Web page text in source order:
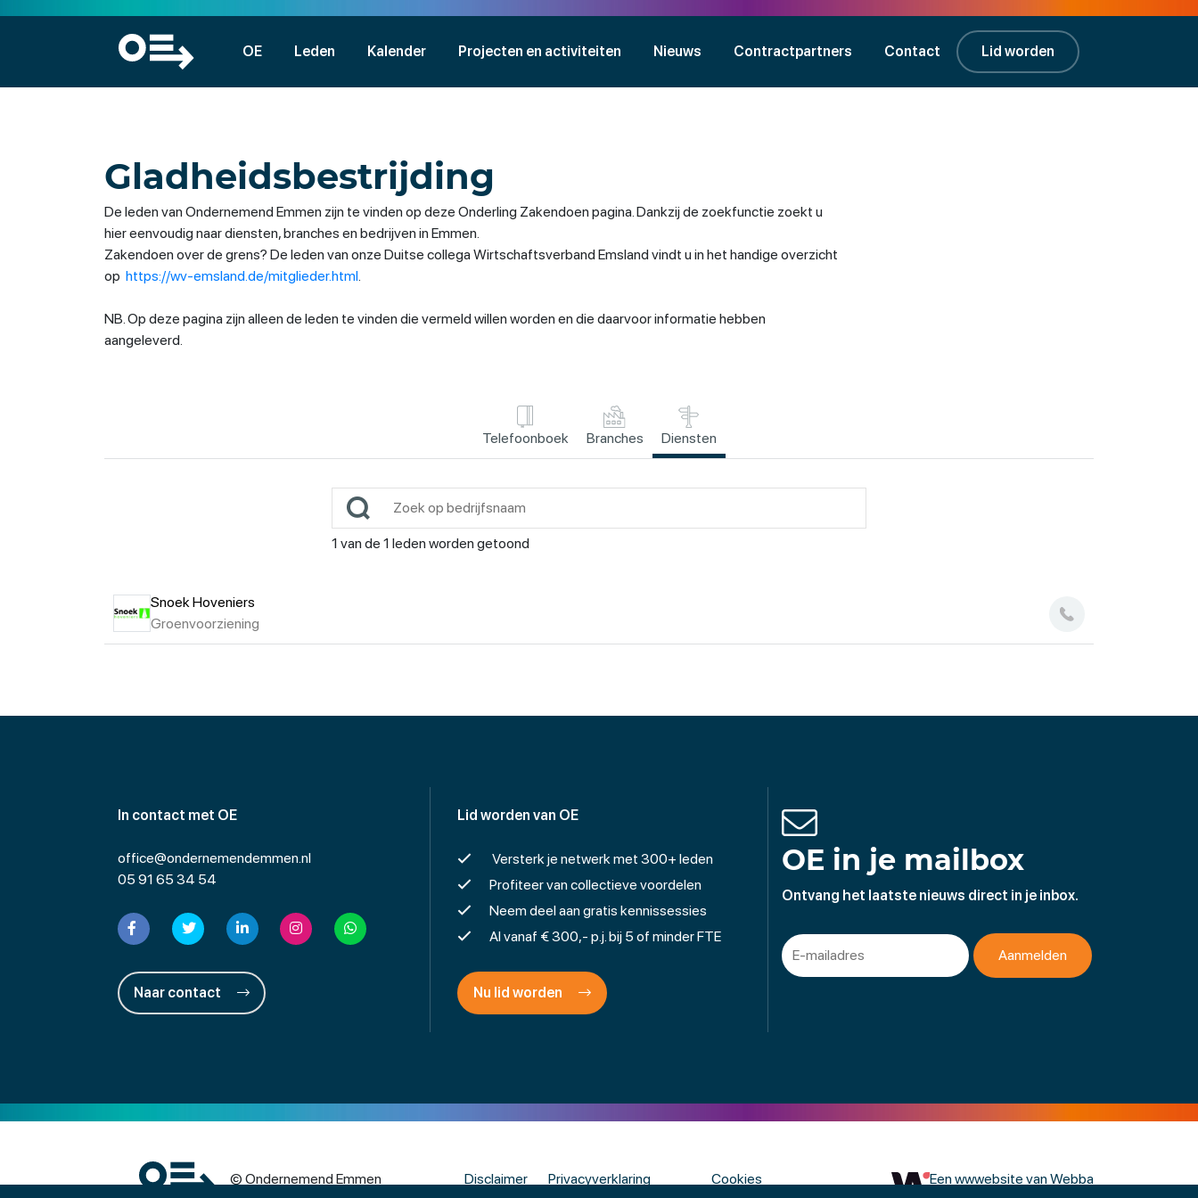
OE Leden Kalender Projecten en activiteiten Nieuws Contractpartners Contact Lid worden
Gladheidsbestrijding
De leden van Ondernemend Emmen zijn te vinden op deze Onderling Zakendoen pagina. Dankzij de zoekfunctie zoekt u
hier eenvoudig naar diensten, branches en bedrijven in Emmen.
Zakendoen over de grens? De leden van onze Duitse collega Wirtschaftsverband Emsland vindt u in het handige overzicht
op https://wv-emsland.de/mitglieder.html.
NB. Op deze pagina zijn alleen de leden te vinden die vermeld willen worden en die daarvoor informatie hebben
aangeleverd.
Telefoonboek Branches Diensten
1 van de 1 leden worden getoond
Snoek Hoveniers
Groenvoorziening
In contact met OE
office@ondernemendemmen.nl
05 91 65 34 54
Naar contact
Lid worden van OE
Versterk je netwerk met 300+ leden
Profiteer van collectieve voordelen
Neem deel aan gratis kennissessies
Al vanaf € 300,- p.j. bij 5 of minder FTE
Nu lid worden
OE in je mailbox
Ontvang het laatste nieuws direct in je inbox.
© Ondernemend Emmen Disclaimer Privacyverklaring Cookies Een wwwebsite van Webba